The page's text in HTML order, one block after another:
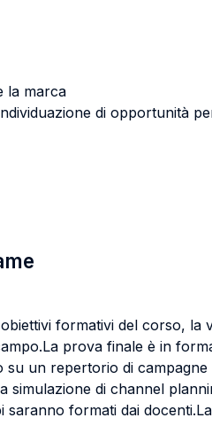
la marca
di opportunità
formativi del corso,
prova finale è in
un repertorio di
simulazione di channel
formati dai